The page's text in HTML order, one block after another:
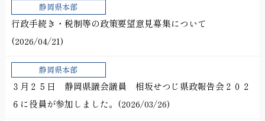
静岡県本部
行政手続き・税制等の政策要望意見募集について
(2026/04/21)
静岡県本部
３月２５日 静岡県議会議員 相坂せつじ県政報告会２０２
６に役員が参加しました。(2026/03/26)